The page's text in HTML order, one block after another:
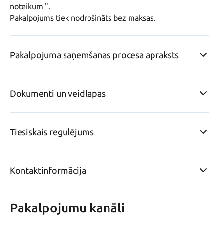
noteikumi".
Pakalpojuma saņemšanas procesa apraksts
Dokumenti un veidlapas
Tiesiskais regulējums
Kontaktinformācija
Pakalpojumu kanāli